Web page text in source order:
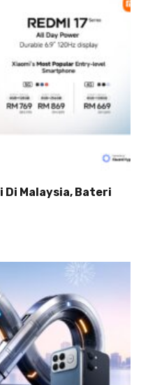
Di Malaysia, Bateri